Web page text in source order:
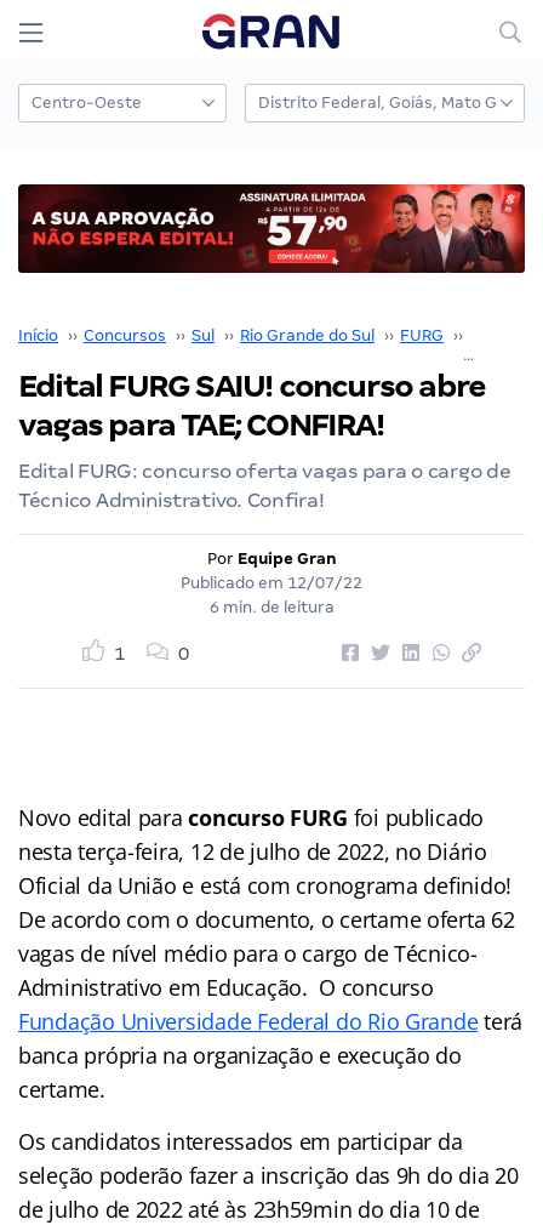
Início ›› Concursos ›› Sul ›› Rio Grande do Sul ›› FURG ››
Edital FURG SAIU! concurso abre
vagas para TAE; CONFIRA!
Edital FURG: concurso oferta vagas para o cargo de
Técnico Administrativo. Confira!
Por Equipe Gran
Publicado em 12/07/22
6 min. de leitura
1 0
Novo edital paraconcurso FURG foi publicado
nesta terça-feira, 12 de julho de 2022, no Diário
Oficial da União e está com cronograma definido!
De acordo com o documento, o certame oferta 62
vagas de nível médio para o cargo de Técnico-
Administrativo em Educação. O concurso
Fundação Universidade Federal do Rio Grandeterá
banca própria na organização e execução do
certame.
Os candidatos interessados em participar da
seleção poderão fazer a inscrição das 9h do dia 20
de julho de 2022 até às 23h59min do dia 10 de